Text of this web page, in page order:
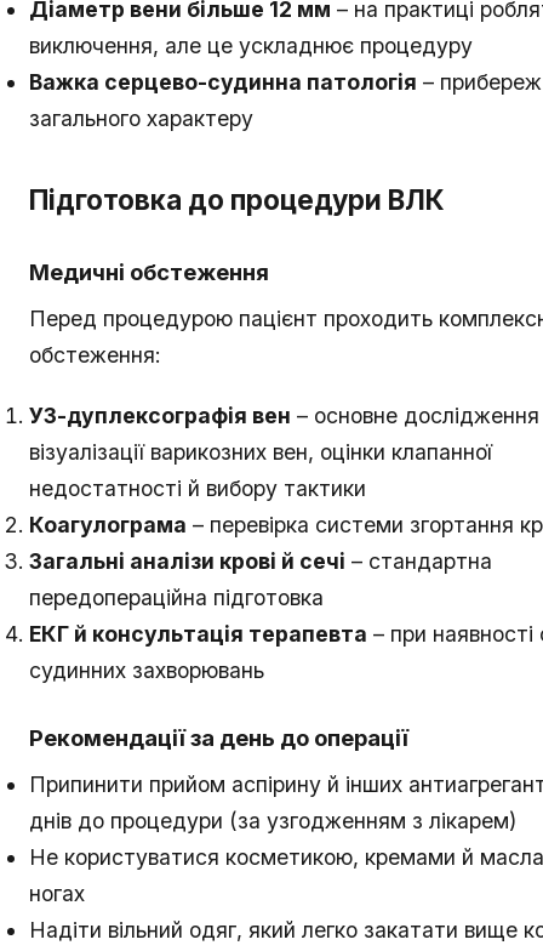
Діаметр вени більше 12 мм – на практиці
виключення, але це ускладнює процедуру
Важка серцево-судинна патологія –
загального характеру
Підготовка до процедури ВЛК
Медичні обстеження
Перед процедурою пацієнт проходить
обстеження:
УЗ-дуплексографія вен – основне
візуалізації варикозних вен, оцінки клапанної
недостатності й вибору тактики
Коагулограма – перевірка системи згортання
Загальні аналізи крові й сечі – стандартна
передопераційна підготовка
ЕКГ й консультація терапевта – при
судинних захворювань
Рекомендації за день до операції
Припинити прийом аспірину й інших
днів до процедури (за узгодженням з лікарем)
Не користуватися косметикою, кремами й
ногах
Надіти вільний одяг, який легко закатати вище